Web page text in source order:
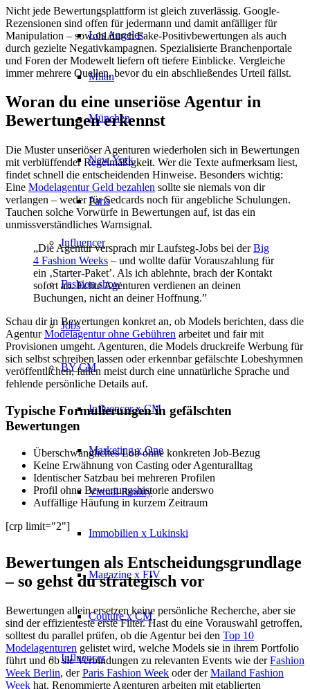
Los Angeles
Milan
München
New York
Paris
Influencer
Fashion show
Jobs
BY CM
Influencer x CM
Marketing x One
Virtual Reality
Immobilien x Lukinski
Magazine x FIV
Couture x CM
Influencer
Nicht jede Bewertungsplattform ist gleich zuverlässig. Google-
Rezensionen sind offen für jedermann und damit anfälliger für
Manipulation – sowohl durch Fake-Positivbewertungen als auch
durch gezielte Negativkampagnen. Spezialisierte Branchenportale
und Foren der Modewelt liefern oft tiefere Einblicke. Vergleiche
immer mehrere Quellen, bevor du ein abschließendes Urteil fällst.
Woran du eine unseriöse Agentur in
Bewertungen erkennst
Die Muster unseriöser Agenturen wiederholen sich in Bewertungen
mit verblüffender Regelmäßigkeit. Wer die Texte aufmerksam liest,
findet schnell die entscheidenden Hinweise. Besonders wichtig:
Eine Modelagentur Geld bezahlen sollte sie niemals von dir
verlangen – weder für Sedcards noch für angebliche Schulungen.
Tauchen solche Vorwürfe in Bewertungen auf, ist das ein
unmissverständliches Warnsignal.
„Die Agentur versprach mir Laufsteg-Jobs bei derBig
4 Fashion Weeks – und wollte dafür Vorauszahlung für
ein ‚Starter-Paket’. Als ich ablehnte, brach der Kontakt
sofort ab. Echte Agenturen verdienen an deinen
Buchungen, nicht an deiner Hoffnung.”
Schau dir in Bewertungen konkret an, ob Models berichten, dass die
AgenturModelagentur ohne Gebühren arbeitet und fair mit
Provisionen umgeht. Agenturen, die Models druckreife Werbung für
sich selbst schreiben lassen oder erkennbar gefälschte Lobeshymnen
veröffentlichen, fallen meist durch eine unnatürliche Sprache und
fehlende persönliche Details auf.
Typische Formulierungen in gefälschten
Bewertungen
Überschwängliches Lob ohne konkreten Job-Bezug
Keine Erwähnung von Casting oder Agenturalltag
Identischer Satzbau bei mehreren Profilen
Profil ohne Bewertungshistorie anderswo
Auffällige Häufung in kurzem Zeitraum
[crp limit="2"]
Bewertungen als Entscheidungsgrundlage
– so gehst du strategisch vor
Bewertungen allein ersetzen keine persönliche Recherche, aber sie
sind der effizienteste erste Filter. Hast du eine Vorauswahl getroffen,
solltest du parallel prüfen, ob die Agentur bei den Top 10
Modelagenturen gelistet wird, welche Models sie in ihrem Portfolio
führt und ob sie Verbindungen zu relevanten Events wie derFashion
Week Berlin, derParis Fashion Week oder derMailand Fashion
Week hat. Renommierte Agenturen arbeiten mit etablierten